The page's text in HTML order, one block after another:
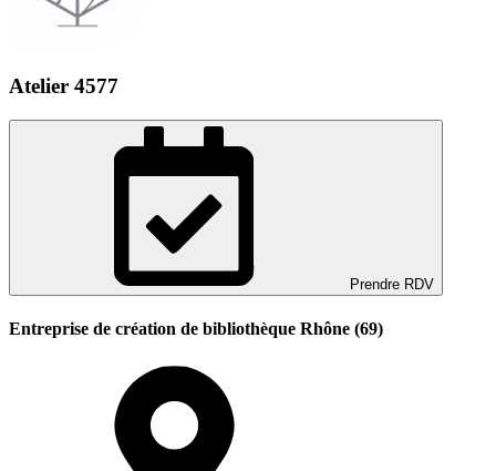
Atelier 4577
Prendre RDV
Entreprise de création de bibliothèque Rhône (69)